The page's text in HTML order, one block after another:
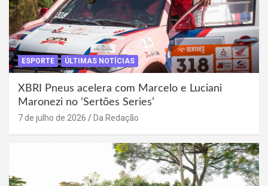
ESPORTE ÚLTIMAS NOTÍCIAS
XBRI Pneus acelera com Marcelo e Luciani
Maronezi no ‘Sertões Series’
7 de julho de 2026 Da Redação